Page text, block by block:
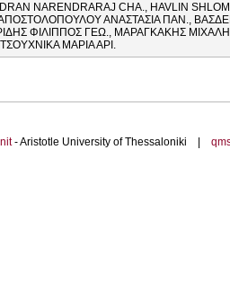
NARENDRARAJ CHA., HAVLIN
ΑΝΑΣΤΑΣΙΑ ΠΑΝ.,
ΦΙΛΙΠΠΟΣ ΓΕΩ., ΜΑΡΑΓΚΑΚΗΣ
ΜΑΡΙΑ ΑΡΙ.
- Aristotle University of Thessaloniki |